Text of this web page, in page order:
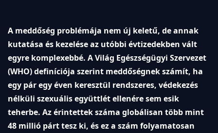
A meddőség problémája nem új keletű, de annak
kutatása és kezelése az utóbbi évtizedekben vált
egyre komplexebbé. A Világ Egészségügyi Szervezet
(WHO) definíciója szerint meddőségnek számít, ha
egy pár egy éven keresztül rendszeres, védekezés
nélküli szexuális együttlét ellenére sem esik
teherbe. Az érintettek száma globálisan több mint
48 millió párt tesz ki, és ez a szám folyamatosan